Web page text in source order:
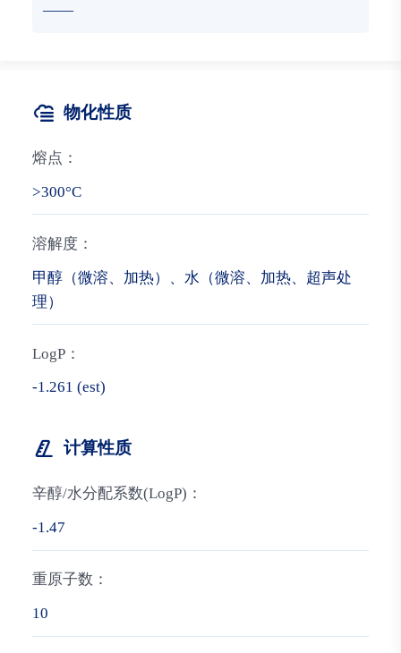
——
物化性质
熔点：
>300°C
溶解度：
甲醇（微溶、加热）、水（微溶、加热、超声处
理）
LogP：
-1.261 (est)
计算性质
辛醇/水分配系数(LogP)：
-1.47
重原子数：
10